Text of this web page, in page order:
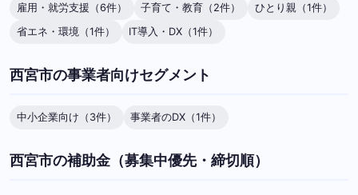
雇用・就労支援（6件）
子育て・教育（2件）
ひとり親（1件）
省エネ・環境（1件）
IT導入・DX（1件）
西宮市の事業者向けセグメント
中小企業向け（3件） 事業者のDX（1件）
西宮市の補助金（募集中優先・締切順）